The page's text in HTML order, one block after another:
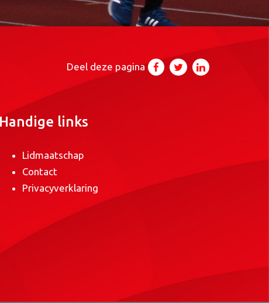
Deel deze pagina
links
Lidmaatschap
Contact
Privacyverklaring